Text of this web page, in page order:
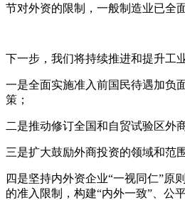
节对外资的限制，一般制造业已全
下一步，我们将持续推进和提升工
一是全面实施准入前国民待遇加负
策；
二是推动修订全国和自贸试验区外
三是扩大鼓励外商投资的领域和范
四是坚持内外资企业“一视同仁”原
的准入限制，构建“内外一致”、公